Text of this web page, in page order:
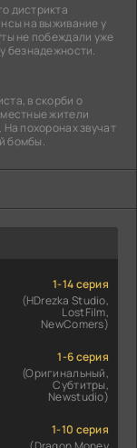
дистрикта
на выживание у
не побеждали уже
безнадежности.
в скорби о
жители
похоронах звучат
бомбы.
1-14 серия
(HDrezka Studio,
LostFilm,
NewComers)
1-6 серия
(Оригинальный,
Субтитры,
Newstudio)
1-10 серия